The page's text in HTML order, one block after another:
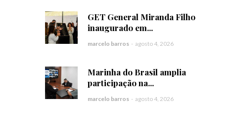
GET General Miranda Filho
inaugurado em...
marcelo barros - agosto 4, 2026
Marinha do Brasil amplia
participação na...
marcelo barros - agosto 4, 2026